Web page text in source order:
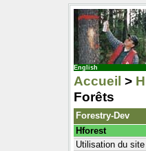
English
Accueil >
Forêts
Forestry-Dev
Hforest
Utilisation du site